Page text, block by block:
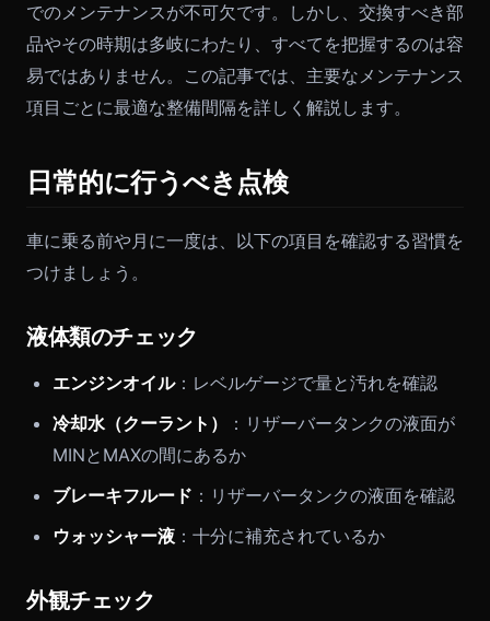
でのメンテナンスが不可欠です。しかし、交換すべき部
品やその時期は多岐にわたり、すべてを把握するのは容
易ではありません。この記事では、主要なメンテナンス
項目ごとに最適な整備間隔を詳しく解説します。
日常的に行うべき点検
車に乗る前や月に一度は、以下の項目を確認する習慣を
つけましょう。
液体類のチェック
エンジンオイル：レベルゲージで量と汚れを確認
冷却水（クーラント）
：リザーバータンクの液面が
MINとMAXの間にあるか
ブレーキフルード ：リザーバータンクの液面を確認
ウォッシャー液 ：十分に補充されているか
外観チェック